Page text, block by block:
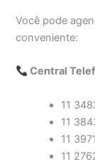
Você pode
conveniente:
Central
11
11
11
11